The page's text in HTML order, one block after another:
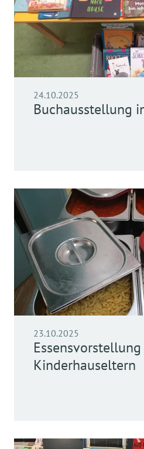
24.10.2025
Buchausstellung
23.10.2025
Kinderhauseltern